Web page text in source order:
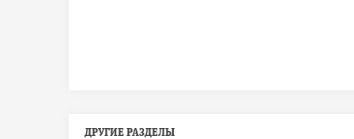
ДРУГИЕ РАЗДЕЛЫ